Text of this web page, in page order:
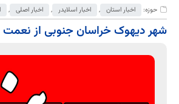
حوزه:
اخبار استان , اخبار اسلایدر , اخبار اصلی ,
شهر دیهوک خراسان جنوبی از نعمت